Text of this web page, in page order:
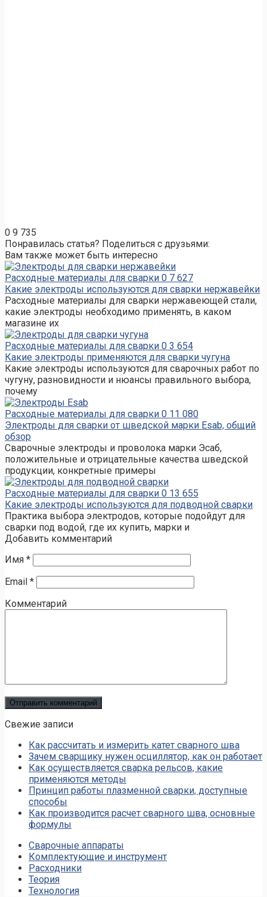
0 9 735
Понравилась статья? Поделиться с друзьями:
Вам также может быть интересно
Расходные материалы для сварки 0 7 627
Какие электроды используются для сварки нержавейки
Расходные материалы для сварки нержавеющей стали,
какие электроды необходимо применять, в каком
магазине их
Расходные материалы для сварки 0 3 654
Какие электроды применяются для сварки чугуна
Какие электроды используются для сварочных работ по
чугуну, разновидности и нюансы правильного выбора,
почему
Расходные материалы для сварки 0 11 080
Электроды для сварки от шведской марки Esab, общий
обзор
Сварочные электроды и проволока марки Эсаб,
положительные и отрицательные качества шведской
продукции, конкретные примеры
Расходные материалы для сварки 0 13 655
Какие электроды используются для подводной сварки
Практика выбора электродов, которые подойдут для
сварки под водой, где их купить, марки и
Добавить комментарий
Имя *
Email *
Комментарий
Свежие записи
Как рассчитать и измерить катет сварного шва
Зачем сварщику нужен осциллятор, как он работает
Как осуществляется сварка рельсов, какие
применяются методы
Принцип работы плазменной сварки, доступные
способы
Как производится расчет сварного шва, основные
формулы
Сварочные аппараты
Комплектующие и инструмент
Расходники
Теория
Технология